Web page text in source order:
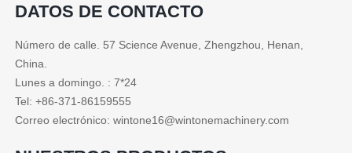
DATOS DE CONTACTO
Número de calle. 57 Science Avenue, Zhengzhou, Henan,
China.
Lunes a domingo. : 7*24
Tel: +86-371-86159555
Correo electrónico: wintone16@wintonemachinery.com